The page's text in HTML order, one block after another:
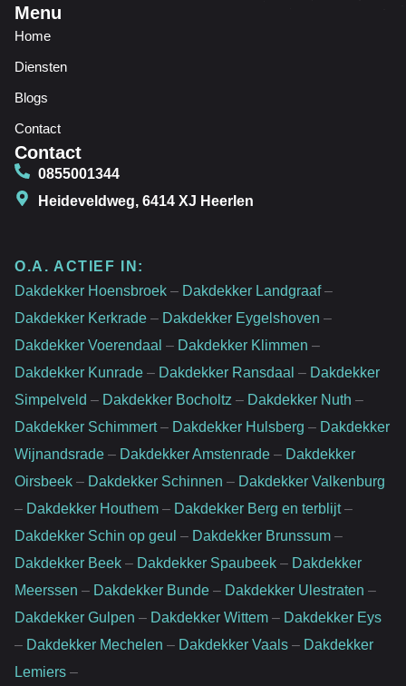
Menu
Home
Diensten
Blogs
Contact
Contact
0855001344
Heideveldweg, 6414 XJ Heerlen
O.A. ACTIEF IN:
Dakdekker Hoensbroek – Dakdekker Landgraaf–
Dakdekker Kerkrade – Dakdekker Eygelshoven –
Dakdekker Voerendaal – Dakdekker Klimmen –
Dakdekker Kunrade – Dakdekker Ransdaal – Dakdekker
Simpelveld – Dakdekker Bocholtz – Dakdekker Nuth –
Dakdekker Schimmert– Dakdekker Hulsberg – Dakdekker
Wijnandsrade – Dakdekker Amstenrade – Dakdekker
Oirsbeek – Dakdekker Schinnen – Dakdekker Valkenburg
– Dakdekker Houthem – Dakdekker Berg en terblijt–
Dakdekker Schin op geul – Dakdekker Brunssum –
Dakdekker Beek – Dakdekker Spaubeek – Dakdekker
Meerssen – Dakdekker Bunde – Dakdekker Ulestraten –
Dakdekker Gulpen – Dakdekker Wittem – Dakdekker Eys
– Dakdekker Mechelen – Dakdekker Vaals – Dakdekker
Lemiers –